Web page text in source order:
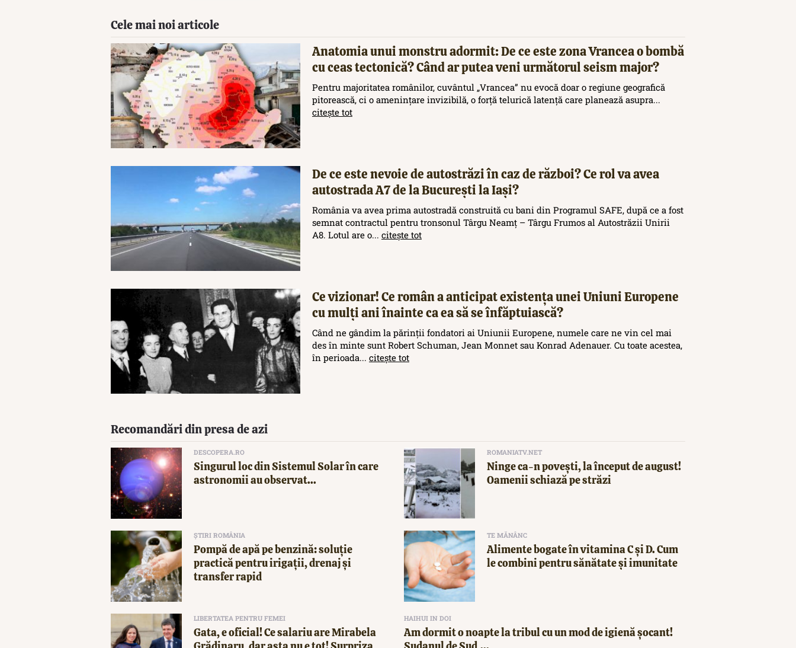
Cele mai noi articole
Anatomia unui monstru adormit: De ce este zona Vrancea o bombă
cu ceas tectonică? Când ar putea veni următorul seism major?
Pentru majoritatea românilor, cuvântul „Vrancea” nu evocă doar o regiune geografică
pitorească, ci o amenințare invizibilă, o forță telurică latență care planează asupra...
citește tot
De ce este nevoie de autostrăzi în caz de război? Ce rol va avea
autostrada A7 de la București la Iași?
România va avea prima autostradă construită cu bani din Programul SAFE, după ce a fost
semnat contractul pentru tronsonul Târgu Neamț – Târgu Frumos al Autostrăzii Unirii
A8. Lotul are o... citește tot
Ce vizionar! Ce român a anticipat existența unei Uniuni Europene
cu mulți ani înainte ca ea să se înfăptuiască?
Când ne gândim la părinții fondatori ai Uniunii Europene, numele care ne vin cel mai
des în minte sunt Robert Schuman, Jean Monnet sau Konrad Adenauer. Cu toate acestea,
în perioada... citește tot
Recomandări din presa de azi
DESCOPERA.RO
Singurul loc din Sistemul Solar în care
astronomii au observat...
ROMANIATV.NET
Ninge ca-n povești, la început de august!
Oamenii schiază pe străzi
ȘTIRI ROMÂNIA
Pompă de apă pe benzină: soluție
practică pentru irigații, drenaj și
transfer rapid
TE MĂNÂNC
Alimente bogate în vitamina C și D. Cum
le combini pentru sănătate și imunitate
LIBERTATEA PENTRU FEMEI
Gata, e oficial! Ce salariu are Mirabela
HAIHUI IN DOI
Am dormit o noapte la tribul cu un mod de igienă șocant!